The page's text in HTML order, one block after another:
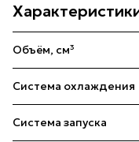
Объём, см³
Система охлаждения
Система запуска